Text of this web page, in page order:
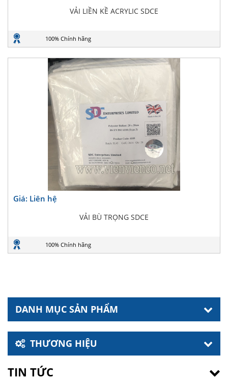
VẢI LIỀN KỀ ACRYLIC SDCE
100% Chính hãng
Giá: Liên hệ
VẢI BÙ TRỌNG SDCE
100% Chính hãng
DANH MỤC SẢN PHẨM
THƯƠNG HIỆU
TIN TỨC